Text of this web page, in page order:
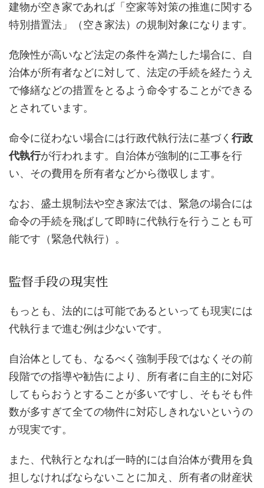
建物が空き家であれば「空家等対策の推進に関する
特別措置法」（空き家法）の規制対象になります。
危険性が高いなど法定の条件を満たした場合に、自
治体が所有者などに対して、法定の手続を経たうえ
で修繕などの措置をとるよう命令することができる
とされています。
命令に従わない場合には行政代執行法に基づく 行政
代執行が行われます。自治体が強制的に工事を行
い、その費用を所有者などから徴収します。
なお、盛土規制法や空き家法では、緊急の場合には
命令の手続を飛ばして即時に代執行を行うことも可
能です（緊急代執行）。
監督手段の現実性
もっとも、法的には可能であるといっても現実には
代執行まで進む例は少ないです。
自治体としても、なるべく強制手段ではなくその前
段階での指導や勧告により、所有者に自主的に対応
してもらおうとすることが多いですし、そもそも件
数が多すぎて全ての物件に対応しきれないというの
が現実です。
また、代執行となれば一時的には自治体が費用を負
担しなければならないことに加え、所有者の財産状